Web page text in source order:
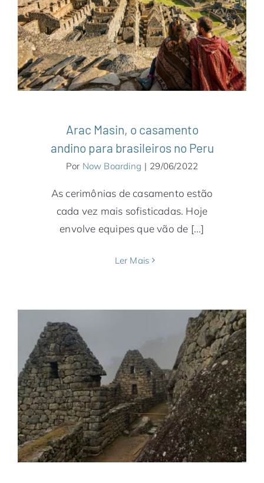
Arac Masin, o casamento andino para
brasileiros no Peru
América do Sul Machu Picchu Peru
Arac Masin, o casamento
andino para brasileiros no Peru
Por Now Boarding | 29/06/2022
As cerimônias de casamento estão
cada vez mais sofisticadas. Hoje
envolve equipes que vão de [...]
Ler Mais
Após 2ª onda, Machu Picchu volta a
receber turistas
América do Sul Destaques Machu Picchu
Notícias Peru